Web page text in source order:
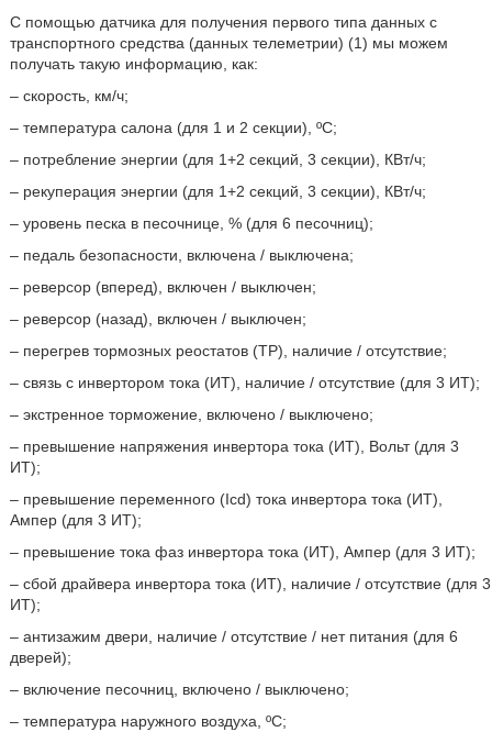
С помощью датчика для получения первого типа данных с
транспортного средства (данных телеметрии) (1) мы можем
получать такую информацию, как:
– скорость, км/ч;
– температура салона (для 1 и 2 секции), ºС;
– потребление энергии (для 1+2 секций, 3 секции), КВт/ч;
– рекуперация энергии (для 1+2 секций, 3 секции), КВт/ч;
– уровень песка в песочнице, % (для 6 песочниц);
– педаль безопасности, включена / выключена;
– реверсор (вперед), включен / выключен;
– реверсор (назад), включен / выключен;
– перегрев тормозных реостатов (ТР), наличие / отсутствие;
– связь с инвертором тока (ИТ), наличие / отсутствие (для 3 ИТ);
– экстренное торможение, включено / выключено;
– превышение напряжения инвертора тока (ИТ), Вольт (для 3
ИТ);
– превышение переменного (Icd) тока инвертора тока (ИТ),
Ампер (для 3 ИТ);
– превышение тока фаз инвертора тока (ИТ), Ампер (для 3 ИТ);
– сбой драйвера инвертора тока (ИТ), наличие / отсутствие (для 3
ИТ);
– антизажим двери, наличие / отсутствие / нет питания (для 6
дверей);
– включение песочниц, включено / выключено;
– температура наружного воздуха, ºС;